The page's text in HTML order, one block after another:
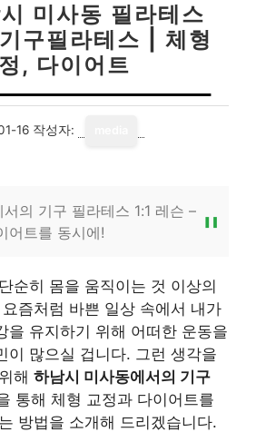
미사동 필라테스
구필라테스 | 체형
, 다이어트
16 작성자:
의 기구 필라테스 1:1 레슨 –
어트를 동시에!
순히 몸을 움직이는 것 이상의
즘처럼 바쁜 일상 속에서 내가
을 유지하기 위해 어떠한 운동을
이 많으실 겁니다. 그런 생각을
해 하남시 미사동에서의 기구
통해 체형 교정과 다이어트를
방법을 소개해 드리겠습니다.